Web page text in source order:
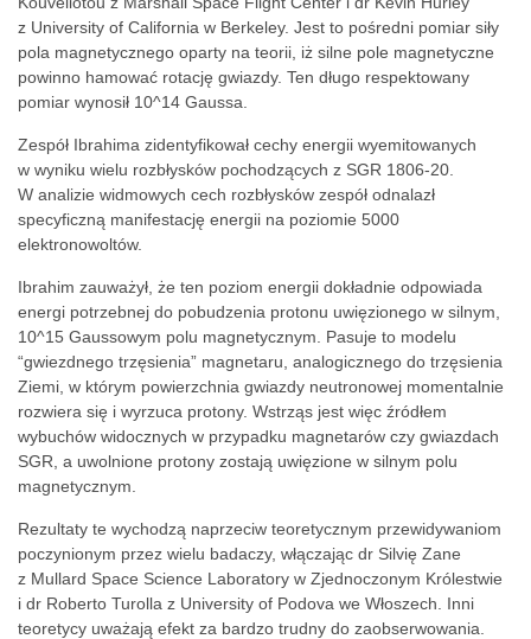
z University of California w Berkeley. Jest to pośredni pomiar siły
pola magnetycznego oparty na teorii, iż silne pole magnetyczne
powinno hamować rotację gwiazdy. Ten długo respektowany
pomiar wynosił 10^14 Gaussa.
Zespół Ibrahima zidentyfikował cechy energii wyemitowanych
w wyniku wielu rozbłysków pochodzących z SGR 1806-20.
W analizie widmowych cech rozbłysków zespół odnalazł
specyficzną manifestację energii na poziomie 5000
elektronowoltów.
Ibrahim zauważył, że ten poziom energii dokładnie odpowiada
energi potrzebnej do pobudzenia protonu uwięzionego w silnym,
10^15 Gaussowym polu magnetycznym. Pasuje to modelu
“gwiezdnego trzęsienia” magnetaru, analogicznego do trzęsienia
Ziemi, w którym powierzchnia gwiazdy neutronowej momentalnie
rozwiera się i wyrzuca protony. Wstrząs jest więc źródłem
wybuchów widocznych w przypadku magnetarów czy gwiazdach
SGR, a uwolnione protony zostają uwięzione w silnym polu
magnetycznym.
Rezultaty te wychodzą naprzeciw teoretycznym przewidywaniom
poczynionym przez wielu badaczy, włączając dr Silvię Zane
z Mullard Space Science Laboratory w Zjednoczonym Królestwie
i dr Roberto Turolla z University of Podova we Włoszech. Inni
teoretycy uważają efekt za bardzo trudny do zaobserwowania.